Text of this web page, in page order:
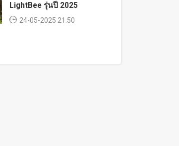
LightBee รุ่นปี 2025
24-05-2025 21:50